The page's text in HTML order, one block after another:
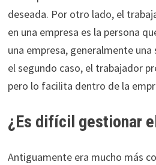
deseada. Por otro lado, el
en una empresa es la persona
una empresa, generalmente
el segundo caso, el trabajador
pero lo facilita dentro de la
¿Es difícil gestionar
Antiguamente era mucho más